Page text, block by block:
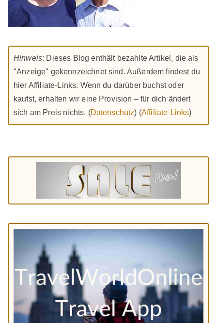
Hinweis: Dieses Blog enthält bezahlte Artikel, die als
"Anzeige" gekennzeichnet sind. Außerdem findest du
hier Affiliate-Links: Wenn du darüber buchst oder
kaufst, erhalten wir eine Provision – für dich ändert
sich am Preis nichts. (Datenschutz) (Affiliate-Links)